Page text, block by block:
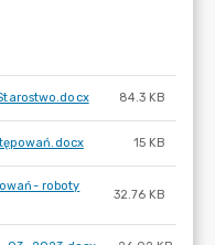
84.3 KB
15 KB
roboty
32.76 KB